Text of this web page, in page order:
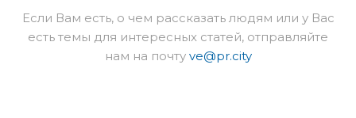
Если Вам есть, о чем рассказать людям или у Вас
есть темы для интересных статей, отправляйте
нам на почту ve@pr.city